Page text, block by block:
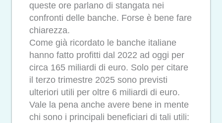
queste ore parlano di stangata nei
confronti delle banche. Forse è bene fare
chiarezza.
Come già ricordato le banche italiane
hanno fatto profitti dal 2022 ad oggi per
circa 165 miliardi di euro. Solo per citare
il terzo trimestre 2025 sono previsti
ulteriori utili per oltre 6 miliardi di euro.
Vale la pena anche avere bene in mente
chi sono i principali beneficiari di tali utili: